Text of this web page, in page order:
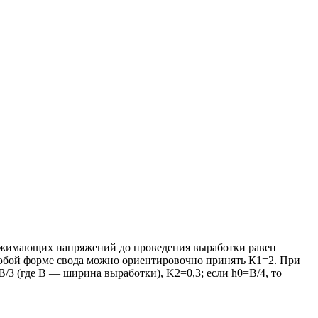
напряжений до проведения выработки равен
форме свода можно ориентировочно принять К1=2. При
3 (где В — ширина выработки), K2=0,3; если h0=В/4, то